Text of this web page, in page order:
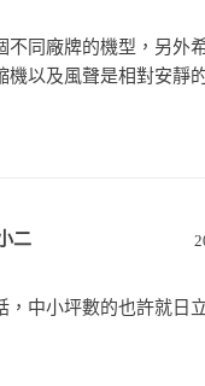
不同廠牌的機型，另外
機以及風聲是相對安靜
二
，中小坪數的也許就日